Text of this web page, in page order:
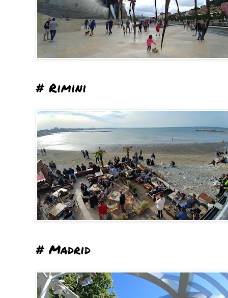
# Rimini
# Madrid